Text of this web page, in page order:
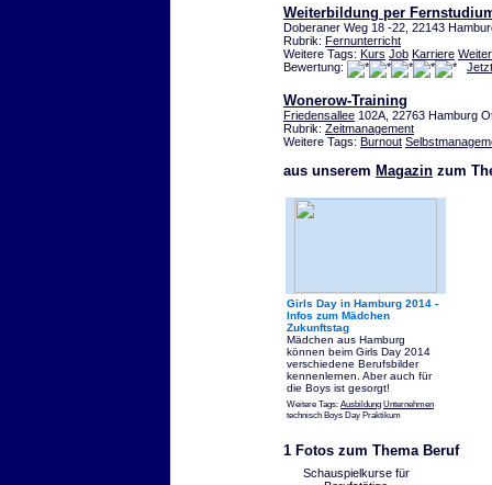
Weiterbildung per
Doberaner Weg 18 -22, 22143
Rubrik: Fernunterricht
Weitere Tags: Kurs Job Karriere
Bewertung:
Wonerow-Training
Friedensallee 102A, 22763 Hamburg
Rubrik: Zeitmanagement
Weitere Tags: Burnout
aus unserem Magazin zum
Girls Day in Hamburg 2014 -
Infos zum Mädchen
Zukunftstag
Mädchen aus Hamburg
können beim Girls Day 2014
verschiedene Berufsbilder
kennenlernen. Aber auch für
die Boys ist gesorgt!
Weitere Tags: Ausbildung Unternehmen
technisch Boys Day Praktikum
1 Fotos zum Thema Beruf
Schauspielkurse für